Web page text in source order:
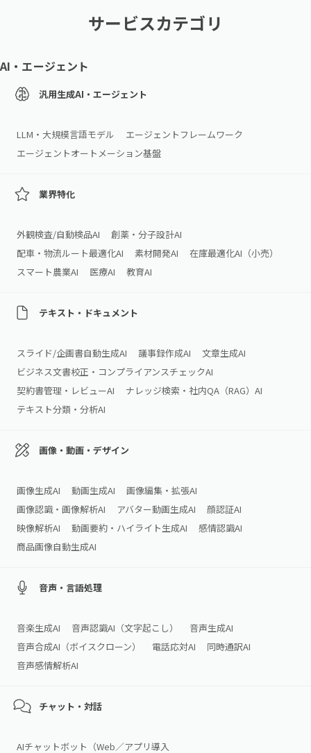
サービスカテゴリ
AI・エージェント
汎用生成AI・エージェント
LLM・大規模言語モデル
エージェントフレームワーク
エージェントオートメーション基盤
業界特化
外観検査/自動検品AI
創薬・分子設計AI
配車・物流ルート最適化AI
素材開発AI
在庫最適化AI（小売）
スマート農業AI
医療AI 教育AI
テキスト・ドキュメント
スライド/企画書自動生成AI 議事録作成AI
文章生成AI
ビジネス文書校正・コンプライアンスチェックAI
契約書管理・レビューAI
ナレッジ検索・社内QA（RAG）AI
テキスト分類・分析AI
画像・動画・デザイン
画像生成AI 動画生成AI
画像編集・拡張AI
画像認識・画像解析AI
アバター動画生成AI
顔認証AI
映像解析AI
動画要約・ハイライト生成AI
感情認識AI
商品画像自動生成AI
音声・言語処理
音楽生成AI 音声認識AI（文字起こし）
音声生成AI
音声合成AI（ボイスクローン）
電話応対AI
同時通訳AI
音声感情解析AI
チャット・対話
AIチャットボット（Web／アプリ導入